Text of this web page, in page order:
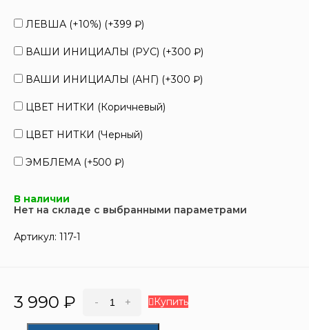
ЛЕВША (+10%) (+399 ₽)
ВАШИ ИНИЦИАЛЫ (РУС) (+300 ₽)
ВАШИ ИНИЦИАЛЫ (АНГ) (+300 ₽)
ЦВЕТ НИТКИ (Коричневый)
ЦВЕТ НИТКИ (Черный)
ЭМБЛЕМА (+500 ₽)
В наличии
Нет на складе с выбранными параметрами
Артикул: 117-1
3 990 ₽ - + Купить